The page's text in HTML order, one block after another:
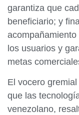
garantiza que
beneficiario; y
los usuarios y
metas
El vocero
que las
venezolano,